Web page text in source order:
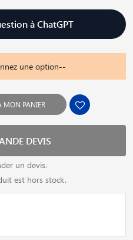
à ChatGPT
MON PANIER
DEVIS
un devis.
est hors stock.